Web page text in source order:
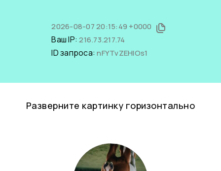
2026-08-07 20:15:49 +0000
Ваш IP:216.73.217.74
ID запроса:nFYTvZEHlOs1
Разверните картинку горизонтально